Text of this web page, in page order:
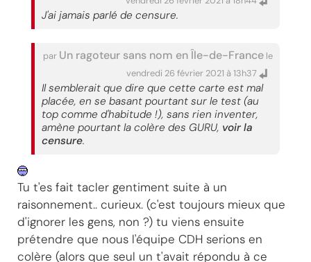
J'ai jamais parlé de censure.
par Un ragoteur sans nom en Île-de-France le
vendredi 26 février 2021 à 13h37
Il semblerait que dire que cette carte est mal
placée, en se basant pourtant sur le test (au
top comme d'habitude !), sans rien inventer,
amène pourtant la colère des GURU, voir la
censure.
Tu t'es fait tacler gentiment suite à un
raisonnement.. curieux. (c'est toujours mieux que
d'ignorer les gens, non ?) tu viens ensuite
prétendre que nous l'équipe CDH serions en
colère (alors que seul un t'avait répondu à ce